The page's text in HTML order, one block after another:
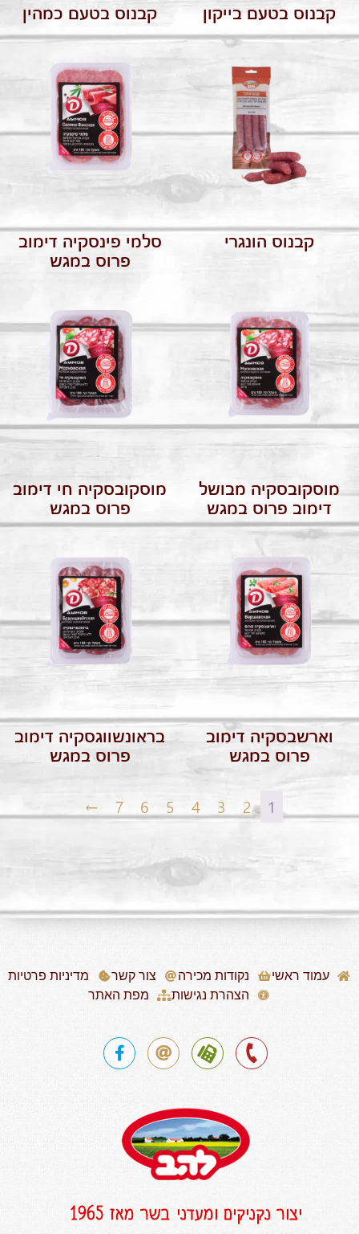
קבנוס בטעם בייקון קבנוס בטעם כמהין
קבנוס הונגרי
סלמי פינסקיה דימוב
פרוס במגש
מוסקובסקיה מבושל
דימוב פרוס במגש
מוסקובסקיה חי דימוב
פרוס במגש
וארשבסקיה דימוב
פרוס במגש
בראונשווגסקיה דימוב
פרוס במגש
1
2
3
4
5
6
7
←
עמוד ראשי נקודות מכירה צור קשר
מדיניות פרטיות
הצהרת נגישות
מפת האתר
יצור נקניקים ומעדני בשר מאז 1965